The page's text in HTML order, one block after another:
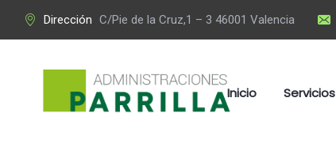
Dirección C/Pie de la Cruz,1 – 3 46001 Valencia
Inicio Servicios